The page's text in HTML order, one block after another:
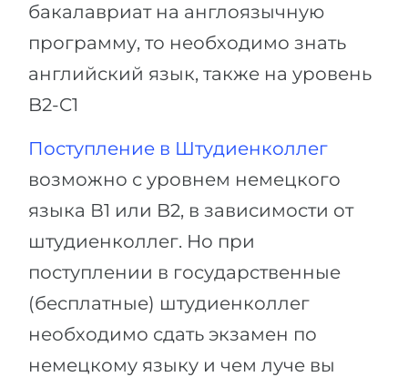
бакалавриат на англоязычную
программу, то необходимо знать
английский язык, также на уровень
B2-C1
Поступление в Штудиенколлег
возможно с уровнем немецкого
языка В1 или B2, в зависимости от
штудиенколлег. Но при
поступлении в государственные
(бесплатные) штудиенколлег
необходимо сдать экзамен по
немецкому языку и чем луче вы